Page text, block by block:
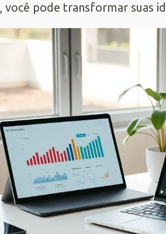
, você pode transformar suas